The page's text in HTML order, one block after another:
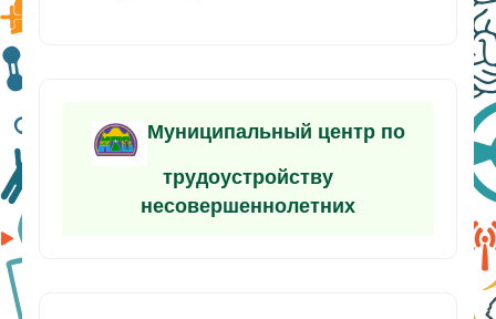
Муниципальный центр по
трудоустройству
несовершеннолетних